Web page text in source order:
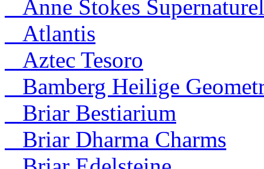
Anne Stokes
Atlantis
Aztec Tesoro
Bamberg Heilige
Briar Bestiarium
Briar Dharma Charms